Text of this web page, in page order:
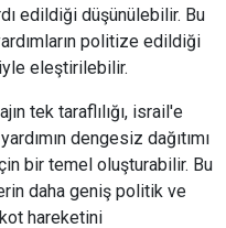
edildiği düşünülebilir. Bu
politize edildiği
eleştirilebilir.
tek taraflılığı, israil'e
dengesiz dağıtımı
bir temel oluşturabilir. Bu
daha geniş politik ve
hareketini